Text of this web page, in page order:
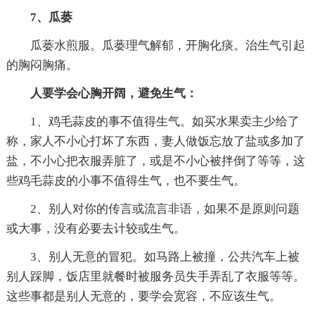
7、瓜蒌
瓜蒌水煎服。瓜蒌理气解郁，开胸化痰。治生气引起
的胸闷胸痛。
人要学会心胸开阔，避免生气：
1、鸡毛蒜皮的事不值得生气。如买水果卖主少给了
称，家人不小心打坏了东西，妻人做饭忘放了盐或多加了
盐，不小心把衣服弄脏了，或是不小心被拌倒了等等，这
些鸡毛蒜皮的小事不值得生气，也不要生气。
2、别人对你的传言或流言非语，如果不是原则问题
或大事，没有必要去计较或生气。
3、别人无意的冒犯。如马路上被撞，公共汽车上被
别人踩脚，饭店里就餐时被服务员失手弄乱了衣服等等。
这些事都是别人无意的，要学会宽容，不应该生气。